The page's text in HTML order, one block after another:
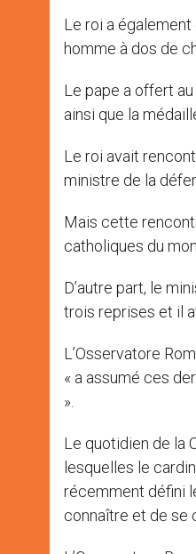
Le roi a également
homme à dos de
Le pape a offert
ainsi que la
Le roi avait
ministre de la
Mais cette
catholiques du
D’autre part, le
trois reprises et il
L’Osservatore
« a assumé ces
».
Le quotidien de la
lesquelles le
récemment défini
connaître et de se